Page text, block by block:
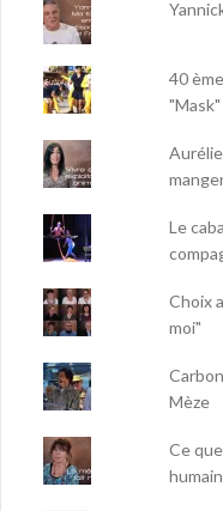
40
"Mask"
Le
Choix
moi"
Mèze
Ce